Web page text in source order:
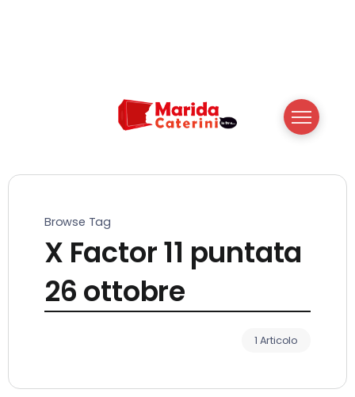
Browse Tag
X Factor 11 puntata
26 ottobre
1 Articolo